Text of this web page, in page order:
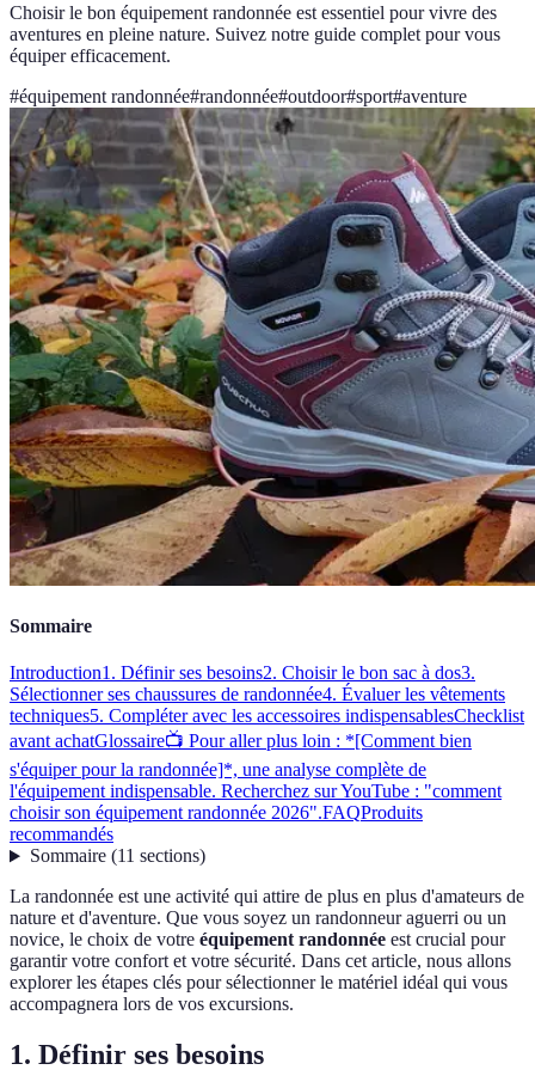
Choisir le bon équipement randonnée est essentiel pour vivre des
aventures en pleine nature. Suivez notre guide complet pour vous
équiper efficacement.
#équipement randonnée#randonnée#outdoor#sport#aventure
Sommaire
Introduction1. Définir ses besoins2. Choisir le bon sac à dos3.
Sélectionner ses chaussures de randonnée4. Évaluer les vêtements
techniques5. Compléter avec les accessoires indispensablesChecklist
avant achatGlossaire📺 Pour aller plus loin : *[Comment bien
s'équiper pour la randonnée]*, une analyse complète de
l'équipement indispensable. Recherchez sur YouTube : "comment
choisir son équipement randonnée 2026".FAQProduits
recommandés
Sommaire(11 sections)
La randonnée est une activité qui attire de plus en plus d'amateurs de
nature et d'aventure. Que vous soyez un randonneur aguerri ou un
novice, le choix de votre équipement randonnée est crucial pour
garantir votre confort et votre sécurité. Dans cet article, nous allons
explorer les étapes clés pour sélectionner le matériel idéal qui vous
accompagnera lors de vos excursions.
1. Définir ses besoins